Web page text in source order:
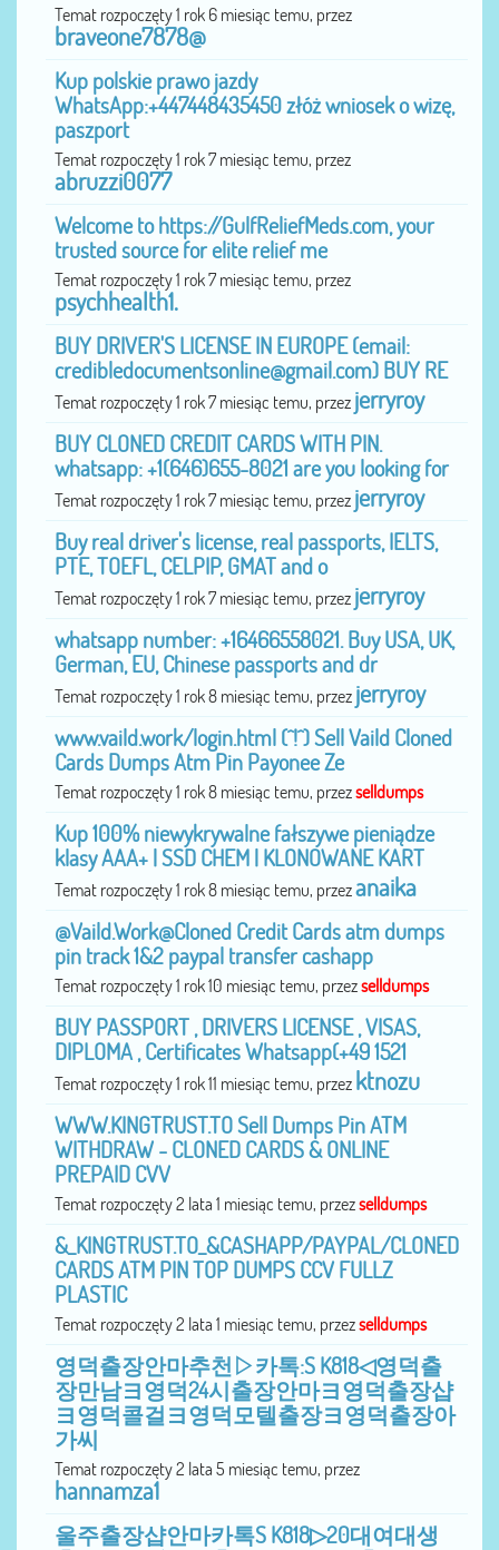
Temat rozpoczęty 1 rok 6 miesiąc temu, przez
braveone7878@
Kup polskie prawo jazdy
WhatsApp:+447448435450 złóż wniosek o wizę,
paszport
Temat rozpoczęty 1 rok 7 miesiąc temu, przez
abruzzi0077
Welcome to https://GulfReliefMeds.com, your
trusted source for elite relief me
Temat rozpoczęty 1 rok 7 miesiąc temu, przez
psychhealth1.
BUY DRIVER'S LICENSE IN EUROPE (email:
credibledocumentsonline@gmail.com) BUY RE
Temat rozpoczęty 1 rok 7 miesiąc temu, przez jerryroy
BUY CLONED CREDIT CARDS WITH PIN.
whatsapp: +1(646)655-8021 are you looking for
Temat rozpoczęty 1 rok 7 miesiąc temu, przez jerryroy
Buy real driver's license, real passports, IELTS,
PTE, TOEFL, CELPIP, GMAT and o
Temat rozpoczęty 1 rok 7 miesiąc temu, przez jerryroy
whatsapp number: +16466558021. Buy USA, UK,
German, EU, Chinese passports and dr
Temat rozpoczęty 1 rok 8 miesiąc temu, przez jerryroy
www.vaild.work/login.html (^!^) Sell Vaild Cloned
Cards Dumps Atm Pin Payonee Ze
Temat rozpoczęty 1 rok 8 miesiąc temu, przezselldumps
Kup 100% niewykrywalne fałszywe pieniądze
klasy AAA+ | SSD CHEM | KLONOWANE KART
Temat rozpoczęty 1 rok 8 miesiąc temu, przezanaika
@Vaild.Work@Cloned Credit Cards atm dumps
pin track 1&2 paypal transfer cashapp
Temat rozpoczęty 1 rok 10 miesiąc temu, przezselldumps
BUY PASSPORT , DRIVERS LICENSE , VISAS,
DIPLOMA , Certificates Whatsapp(+49 1521
Temat rozpoczęty 1 rok 11 miesiąc temu, przez ktnozu
WWW.KINGTRUST.TO Sell Dumps Pin ATM
WITHDRAW - CLONED CARDS & ONLINE
PREPAID CVV
Temat rozpoczęty 2 lata 1 miesiąc temu, przezselldumps
&_KINGTRUST.TO_&CASHAPP/PAYPAL/CLONED
CARDS ATM PIN TOP DUMPS CCV FULLZ
PLASTIC
Temat rozpoczęty 2 lata 1 miesiąc temu, przezselldumps
영덕출장안마추천▷카톡:S K818◁영덕출
장만남ヨ영덕24시출장안마ヨ영덕출장샵
ヨ영덕콜걸ヨ영덕모텔출장ヨ영덕출장아
가씨
Temat rozpoczęty 2 lata 5 miesiąc temu, przez
hannamza1
울주출장샵안마카톡S K818▷20대여대생